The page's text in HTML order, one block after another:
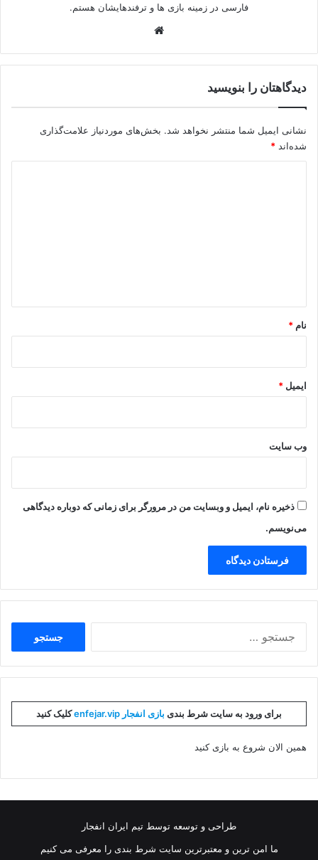
فارسی در زمینه بازی ها و ترفندهایشان هستم.
دیدگاهتان را بنویسید
نشانی ایمیل شما منتشر نخواهد شد. بخش‌های موردنیاز علامت‌گذاری
شده‌اند *
نام *
ایمیل *
وب‌ سایت
ذخیره نام، ایمیل و وبسایت من در مرورگر برای زمانی که دوباره دیدگاهی
می‌نویسم.
برای ورود به سایت شرط بندی بازی انفجار enfejar.vip کلیک کنید
همین الان شروع به بازی کنید
طراحی و توسعه توسط تیم ایران انفجار
ما امن ترین و معتبرترین سایت شرط بندی را معرفی می کنیم